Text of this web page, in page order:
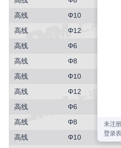
高线
Φ10
高线
Φ12
高线
Φ6
高线
Φ8
高线
Φ10
高线
Φ12
高线
Φ6
高线
Φ8
高线
Φ10